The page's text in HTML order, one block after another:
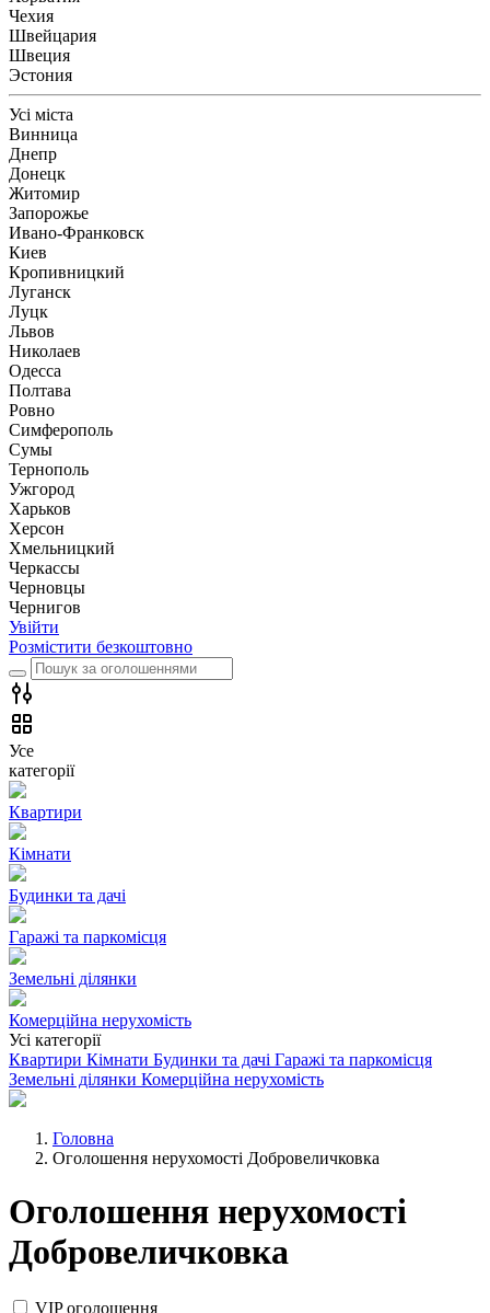
Чехия
Швейцария
Швеция
Эстония
Усі міста
Винница
Днепр
Донецк
Житомир
Запорожье
Ивано-Франковск
Киев
Кропивницкий
Луганск
Луцк
Львов
Николаев
Одесса
Полтава
Ровно
Симферополь
Сумы
Тернополь
Ужгород
Харьков
Херсон
Хмельницкий
Черкассы
Чернoвцы
Чернигов
Увійти
Розмістити безкоштовно
Усе
категорії
Квартири
Кімнати
Будинки та дачі
Гаражі та паркомісця
Земельні ділянки
Комерційна нерухомість
Усі категорії
Квартири Кімнати Будинки та дачі Гаражі та паркомісця
Земельні ділянки Комерційна нерухомість
Головна
Оголошення нерухомості Добровеличковка
Оголошення нерухомості
Добровеличковка
VIP оголошення